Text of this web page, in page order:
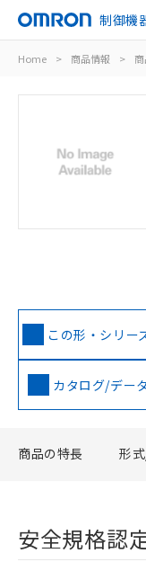
制御機
Home > 商品情報 >
この形・シリー
カタログ/デー
商品の特長 形
安全規格認